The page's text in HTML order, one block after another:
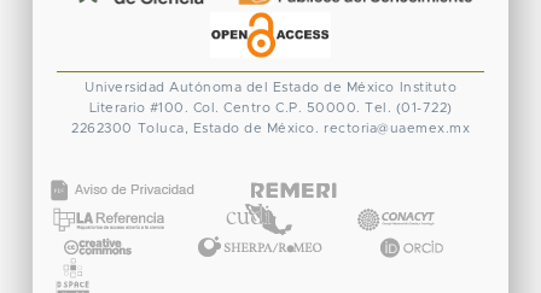
Universidad Autónoma del Estado de México
Instituto
Literario #100. Col. Centro C.P. 50000. Tel. (01-722)
2262300 Toluca, Estado de México. rectoria@uaemex.mx